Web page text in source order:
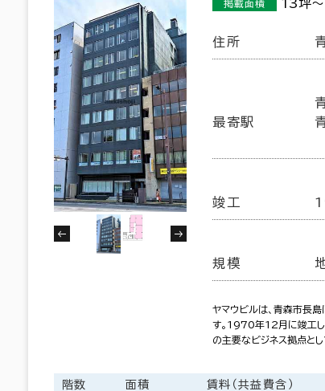
掲載面積 13坪
住所
最寄駅
竣工
規模
ヤマウビルは、青森市長
す。1970年12月に竣工し
の主要なビジネス拠点とし
階数 面積 賃料（共益費含）